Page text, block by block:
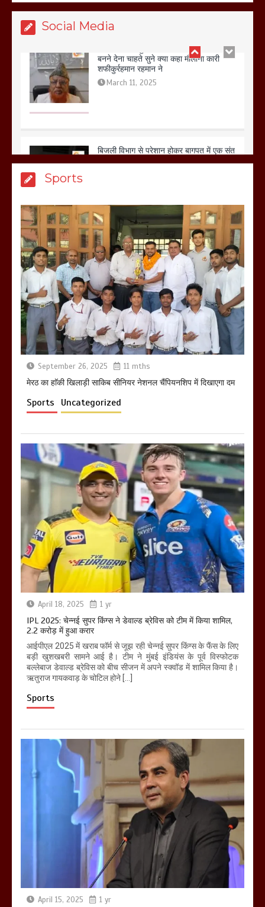
Social Media
बिजली विभाग से परेशान होकर बागपत में एक संत
ने सरकार को दी आमरण अनशन की चेतावनी
होलिका रखने पर लात मार कर होलिका को किया
तहस नहस,मोहल्ले वालों के साथ की गई गाली
गलोच ,कहा अगर रखी गई होली तो होगा खून
खराबा,
March 11, 2025
Sports
September 26, 2025 11 mths
मेरठ का हाॅकी खिलाड़ी साकिब सीनियर नेशनल चैंपियनशिप में दिखाएगा दम
Sports Uncategorized
April 18, 2025 1 yr
IPL 2025: चेन्नई सुपर किंग्स ने डेवाल्ड ब्रेविस को टीम में किया शामिल,
2.2 करोड़ में हुआ करार
आईपीएल 2025 में खराब फॉर्म से जूझ रही चेन्नई सुपर किंग्स के फैंस के लिए
बड़ी खुशखबरी सामने आई है। टीम ने मुंबई इंडियंस के पूर्व विस्फोटक
बल्लेबाज डेवाल्ड ब्रेविस को बीच सीजन में अपने स्क्वॉड में शामिल किया है।
ऋतुराज गायकवाड़ के चोटिल होने […]
Sports
April 15, 2025 1 yr